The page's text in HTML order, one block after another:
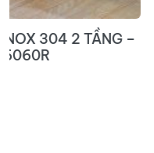
TỦ ĐỒ KHÔ CÁNH